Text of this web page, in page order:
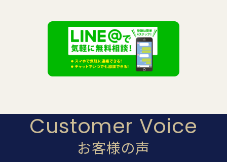
Customer Voice
お客様の声